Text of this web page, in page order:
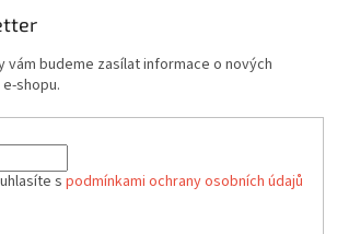
vám budeme zasílat informace o nových
shopu.
s podmínkami ochrany osobních údajů